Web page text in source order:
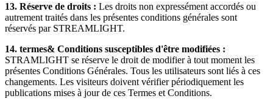
13. Réserve de droits : Les droits non expressément accordés ou
autrement traités dans les présentes conditions générales sont
réservés par STREAMLIGHT.
14. termes& Conditions susceptibles d'être modifiées :
STRAMLIGHT se réserve le droit de modifier à tout moment les
présentes Conditions Générales. Tous les utilisateurs sont liés à ces
changements. Les visiteurs doivent vérifier périodiquement les
publications mises à jour de ces Termes et Conditions.